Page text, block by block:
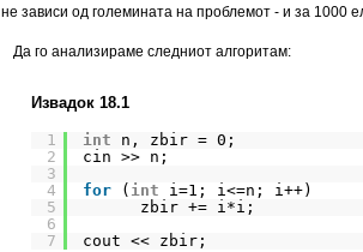
не зависи од големината на проблемот - и за 1000
Да го анализираме следниот алгоритам:
Извадок 18.1
1
2
3
4
5
6
7
int n, zbir =
cin >>
for
( int i=1; i<=n;
zbir +=
cout <<